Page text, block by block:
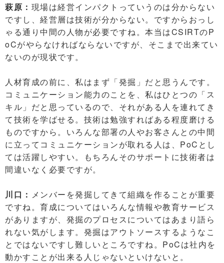
萩原： 現場は経営インパクトっていうのは分からない
ですし、経営層は技術が分からない。ですからおっし
ゃる通り中間の人物が必要ですね。本当はCSIRTのP
oCがやらなければならないですが、そこまで出来てい
ないのが現状です。
人材育成の前に、私はまず「発掘」だと思うんです。
コミュニケーション能力のことを、私はひとつの「ス
キル」だと思っているので、それがある人を連れてき
て技術を学ばせる。技術は勉強すればある程度磨ける
ものですから。いろんな部署の人やお客さんとの中間
に立ってコミュニケーションが取れる人は、PoCとし
ては活躍しやすい。もちろんそのサポートに技術者は
間違いなく必要ですが。
川口： メンバーを発掘してきて組織を作ることが重要
ですね。育成についてはいろんな情報や教育サービス
がありますが、発掘のプロセスについてはあまり語ら
れない気がします。発掘はアウトソースするようなこ
とではないですし難しいところですね。PoCは社内を
動かすことが出来る人じゃないといけないと。